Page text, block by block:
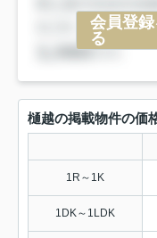
会員登
る
樋越の掲載物件の価
1R～1K
1DK～1LDK